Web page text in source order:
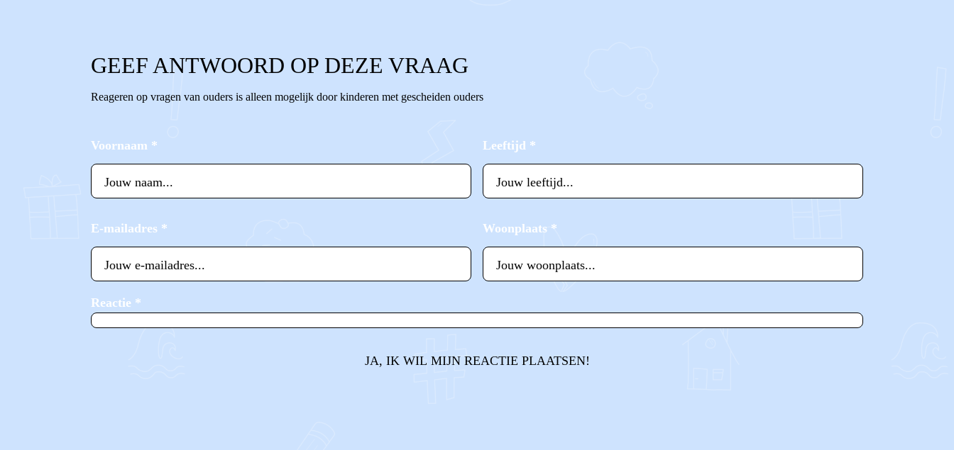
GEEF ANTWOORD OP DEZE VRAAG
Reageren op vragen van ouders is alleen mogelijk door kinderen met gescheiden ouders
Voornaam * Leeftijd *
E-mailadres * Woonplaats *
Reactie *
JA, IK WIL MIJN REACTIE PLAATSEN!